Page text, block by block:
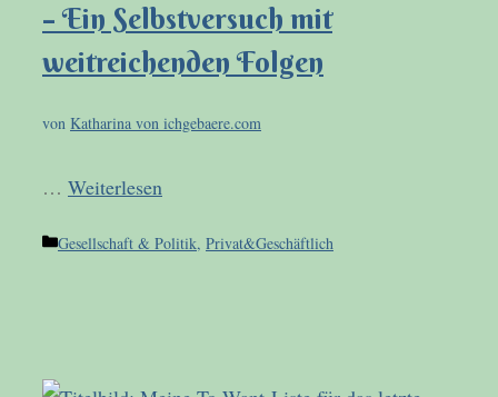
– Ein Selbstversuch mit
weitreichenden Folgen
von Katharina von ichgebaere.com
… Weiterlesen
Kategorien
Gesellschaft & Politik, Privat&Geschäftlich